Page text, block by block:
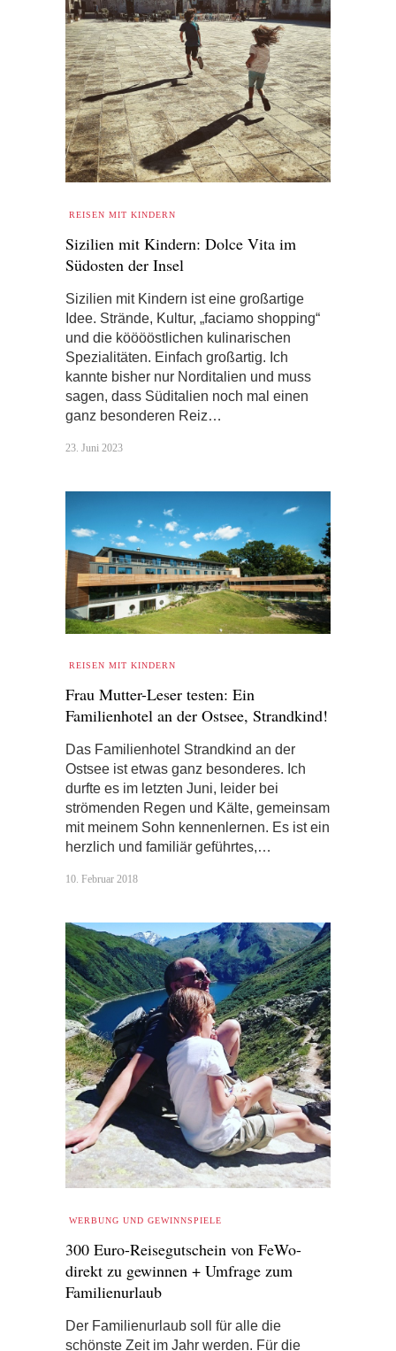
REISEN MIT KINDERN
Sizilien mit Kindern: Dolce Vita im
Südosten der Insel
Sizilien mit Kindern ist eine großartige
Idee. Strände, Kultur, „faciamo shopping“
und die kööööstlichen kulinarischen
Spezialitäten. Einfach großartig. Ich
kannte bisher nur Norditalien und muss
sagen, dass Süditalien noch mal einen
ganz besonderen Reiz…
23. Juni 2023
REISEN MIT KINDERN
Frau Mutter-Leser testen: Ein
Familienhotel an der Ostsee, Strandkind!
Das Familienhotel Strandkind an der
Ostsee ist etwas ganz besonderes. Ich
durfte es im letzten Juni, leider bei
strömenden Regen und Kälte, gemeinsam
mit meinem Sohn kennenlernen. Es ist ein
herzlich und familiär geführtes,…
10. Februar 2018
WERBUNG UND GEWINNSPIELE
300 Euro-Reisegutschein von FeWo-
direkt zu gewinnen + Umfrage zum
Familienurlaub
Der Familienurlaub soll für alle die
schönste Zeit im Jahr werden. Für die